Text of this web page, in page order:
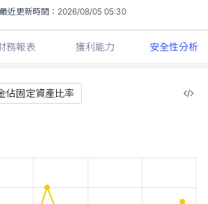
近更新時間： 2026/08/05 05:30
務報表 獲利能力 安全性分析
佔固定資產比率